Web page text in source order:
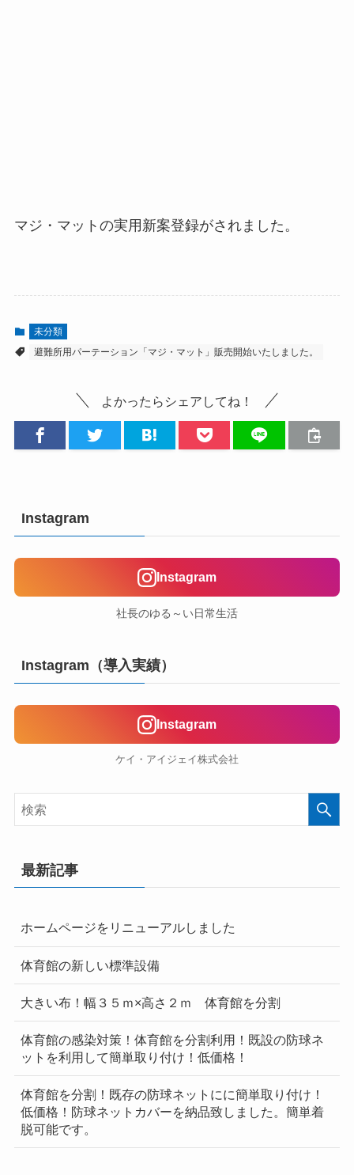
マジ・マットの実用新案登録がされました。
未分類
避難所用パーテーション「マジ・マット」販売開始いたしました。
よかったらシェアしてね！
Instagram
Instagram
社長のゆる～い日常生活
Instagram（導入実績）
Instagram
ケイ・アイジェイ株式会社
最新記事
ホームページをリニューアルしました
体育館の新しい標準設備
大きい布！幅３５ｍ×高さ２ｍ 体育館を分割
体育館の感染対策！体育館を分割利用！既設の防球ネ
ットを利用して簡単取り付け！低価格！
体育館を分割！既存の防球ネットにに簡単取り付け！
低価格！防球ネットカバーを納品致しました。簡単着
脱可能です。